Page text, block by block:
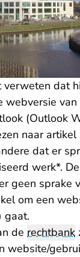
dat
webversie
(Outlook
naar artikel
dat er
werk*.
geen sprake
om een
gaat.
de rechtbank
website/